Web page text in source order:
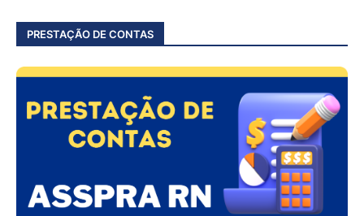
PRESTAÇÃO DE CONTAS